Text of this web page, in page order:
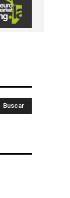
Buscar